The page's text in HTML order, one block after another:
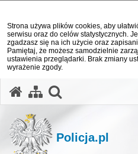
Strona używa plików cookies, aby
serwisu oraz do celów statystycznych.
zgadzasz się na ich użycie oraz
Pamiętaj, że możesz samodzielnie
ustawienia przeglądarki. Brak zmiany
wyrażenie zgody.
Policja.pl